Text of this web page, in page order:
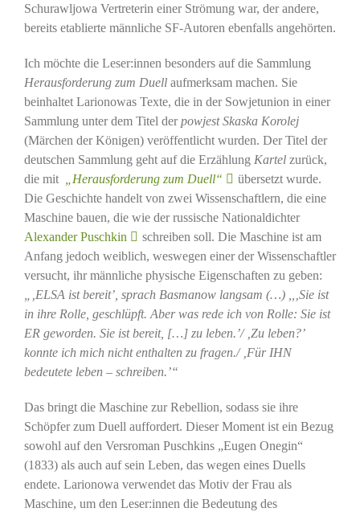
Schurawljowa Vertreterin einer Strömung war, der andere,
bereits etablierte männliche SF-Autoren ebenfalls angehörten.
Ich möchte die Leser:innen besonders auf die Sammlung
Herausforderung zum Duellaufmerksam machen. Sie
beinhaltet Larionowas Texte, die in der Sowjetunion in einer
Sammlung unter dem Titel derpowjest Skaska Korolej
(Märchen der Königen) veröffentlicht wurden. Der Titel der
deutschen Sammlung geht auf die Erzählung Kartelzurück,
die mit
„Herausforderung zum Duell“
übersetzt wurde.
Die Geschichte handelt von zwei Wissenschaftlern, die eine
Maschine bauen, die wie der russische Nationaldichter
Alexander Puschkin
schreiben soll. Die Maschine ist am
Anfang jedoch weiblich, weswegen einer der Wissenschaftler
versucht, ihr männliche physische Eigenschaften zu geben:
„‚ELSA ist bereit’, sprach Basmanow langsam (…) ,,‚Sie ist
in ihre Rolle, geschlüpft. Aber was rede ich von Rolle: Sie ist
ER geworden. Sie ist bereit, […] zu leben.’/ ‚Zu leben?’
konnte ich mich nicht enthalten zu fragen./ ‚Für IHN
bedeutete leben – schreiben.’“
Das bringt die Maschine zur Rebellion, sodass sie ihre
Schöpfer zum Duell auffordert. Dieser Moment ist ein Bezug
sowohl auf den Versroman Puschkins „Eugen Onegin“
(1833) als auch auf sein Leben, das wegen eines Duells
endete. Larionowa verwendet das Motiv der Frau als
Maschine, um den Leser:innen die Bedeutung des